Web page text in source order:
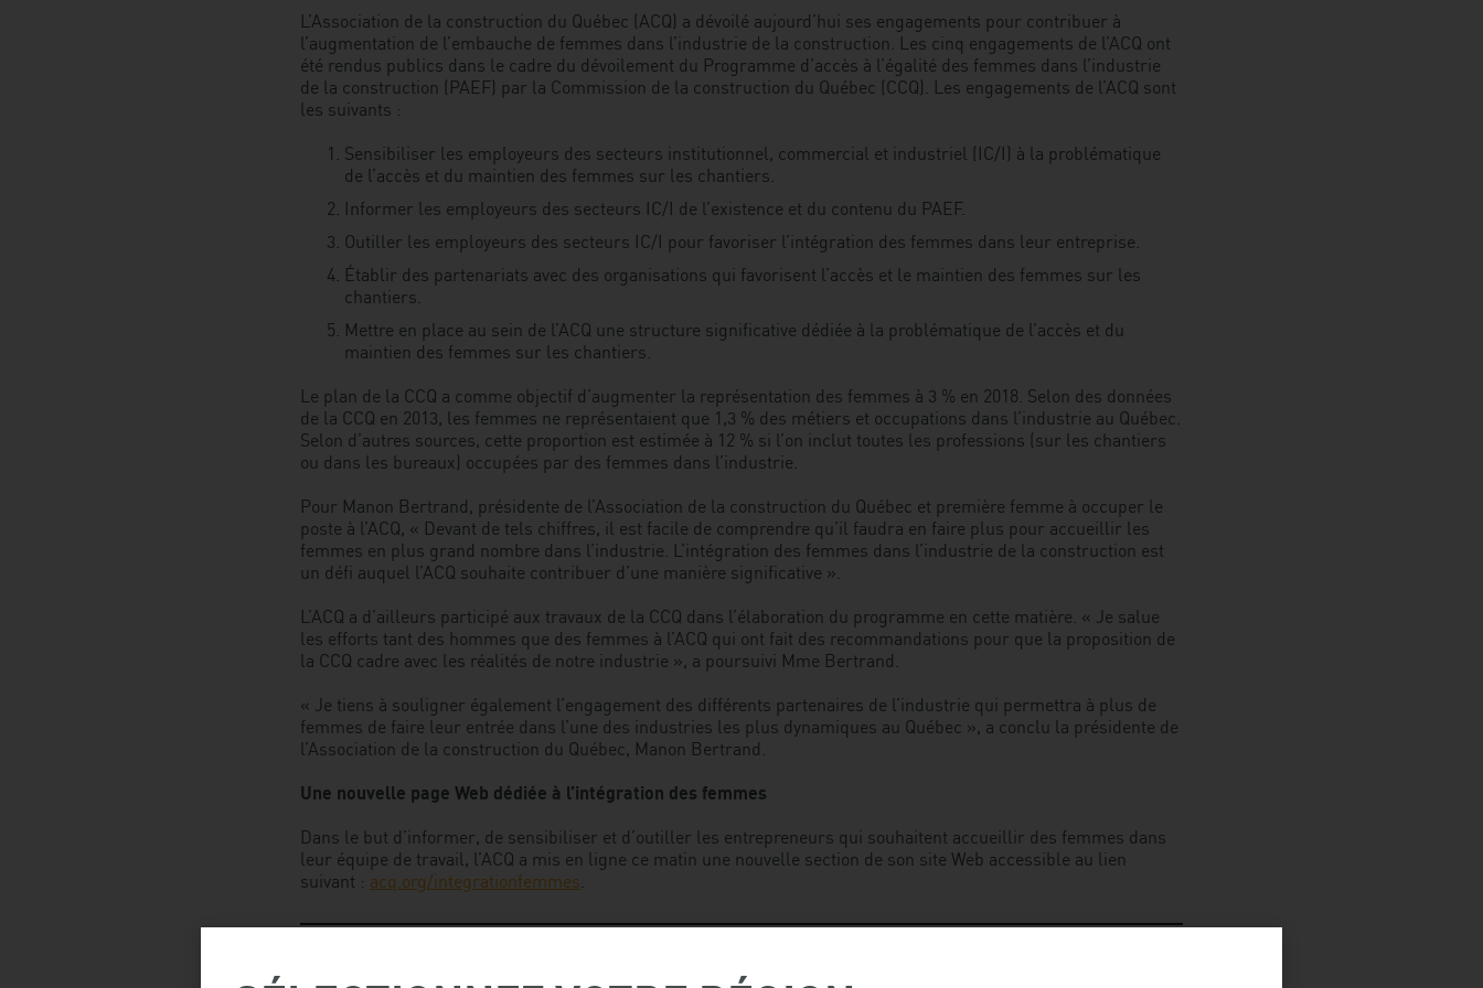
L’Association de la construction du Québec (ACQ) a dévoilé aujourd’hui ses engagements pour contribuer à
l’augmentation de l’embauche de femmes dans l’industrie de la construction. Les cinq engagements de l’ACQ ont
été rendus publics dans le cadre du dévoilement du Programme d’accès à l’égalité des femmes dans l’industrie
de la construction (PAEF) par la Commission de la construction du Québec (CCQ). Les engagements de l’ACQ sont
les suivants :
Sensibiliser les employeurs des secteurs institutionnel, commercial et industriel (IC/I) à la problématique
de l’accès et du maintien des femmes sur les chantiers.
Informer les employeurs des secteurs IC/I de l’existence et du contenu du PAEF.
Outiller les employeurs des secteurs IC/I pour favoriser l’intégration des femmes dans leur entreprise.
Établir des partenariats avec des organisations qui favorisent l’accès et le maintien des femmes sur les
chantiers.
Mettre en place au sein de l’ACQ une structure significative dédiée à la problématique de l’accès et du
maintien des femmes sur les chantiers.
Le plan de la CCQ a comme objectif d’augmenter la représentation des femmes à 3 % en 2018. Selon des données
de la CCQ en 2013, les femmes ne représentaient que 1,3 % des métiers et occupations dans l’industrie au Québec.
Selon d’autres sources, cette proportion est estimée à 12 % si l’on inclut toutes les professions (sur les chantiers
ou dans les bureaux) occupées par des femmes dans l’industrie.
Pour Manon Bertrand, présidente de l’Association de la construction du Québec et première femme à occuper le
poste à l’ACQ, « Devant de tels chiffres, il est facile de comprendre qu’il faudra en faire plus pour accueillir les
femmes en plus grand nombre dans l’industrie. L’intégration des femmes dans l’industrie de la construction est
un défi auquel l’ACQ souhaite contribuer d’une manière significative ».
L’ACQ a d’ailleurs participé aux travaux de la CCQ dans l’élaboration du programme en cette matière. « Je salue
les efforts tant des hommes que des femmes à l’ACQ qui ont fait des recommandations pour que la proposition de
la CCQ cadre avec les réalités de notre industrie », a poursuivi Mme Bertrand.
« Je tiens à souligner également l’engagement des différents partenaires de l’industrie qui permettra à plus de
femmes de faire leur entrée dans l’une des industries les plus dynamiques au Québec », a conclu la présidente de
l’Association de la construction du Québec, Manon Bertrand.
Une nouvelle page Web dédiée à l’intégration des femmes
Dans le but d’informer, de sensibiliser et d’outiller les entrepreneurs qui souhaitent accueillir des femmes dans
leur équipe de travail, l’ACQ a mis en ligne ce matin une nouvelle section de son site Web accessible au lien
suivant : acq.org/integrationfemmes.